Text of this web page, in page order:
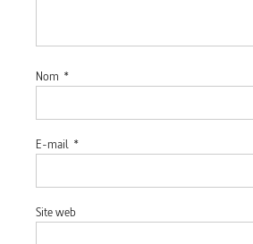
Nom *
E-mail *
Site web